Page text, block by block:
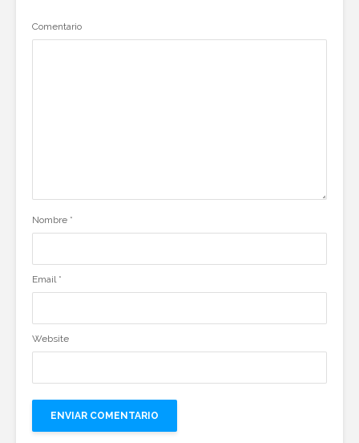
Comentario
Nombre *
Email *
Website